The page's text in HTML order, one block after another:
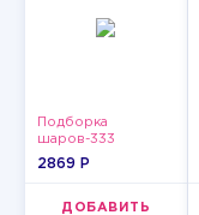
Подборка
шаров-333
2869 P
ДОБАВИТЬ